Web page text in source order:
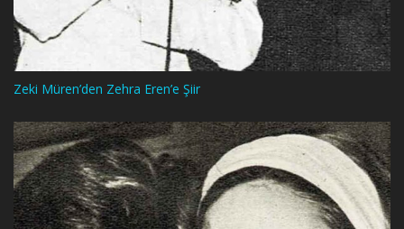
Zeki Müren’den Zehra Eren’e Şiir